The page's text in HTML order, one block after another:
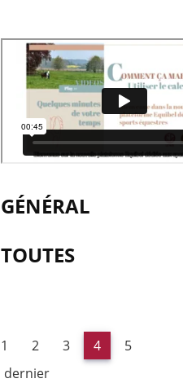
GÉNÉRAL
TOUTES
1 2 3 4
5
dernier